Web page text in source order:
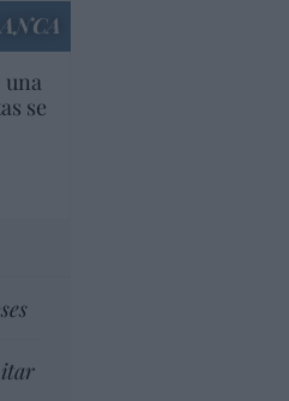
una
se